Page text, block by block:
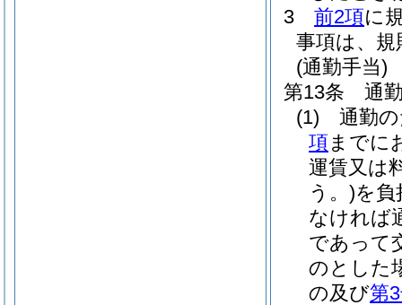
3
前2項に
事項は、
(通勤手当)
第13条
通
(1)
通勤
項 までに
運賃又は
う。)を
なければ
であって
のとした
の及び第